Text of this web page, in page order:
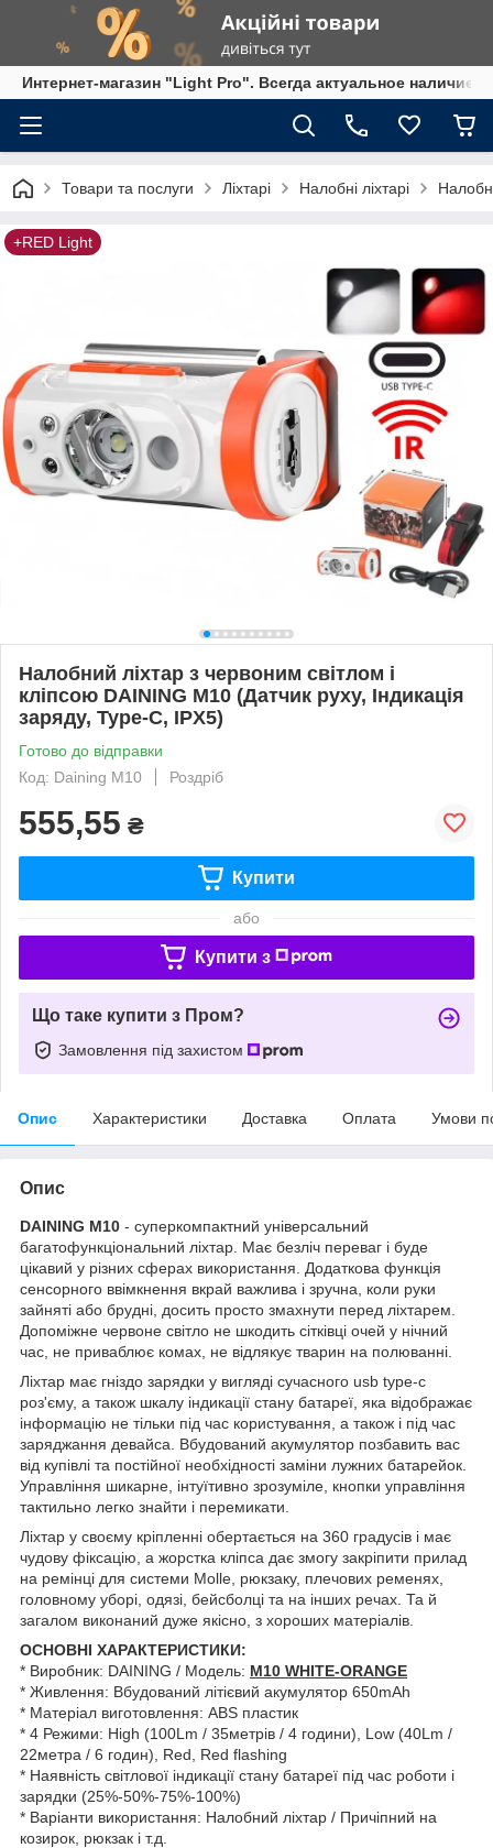
Интернет-магазин "Light Pro". Всегда актуальное
Товари та послуги Ліхтарі Налобні ліхтарі
+RED Light
Налобний ліхтар з червоним світлом і
кліпсою DAINING M10 (Датчик руху, Індикація
заряду, Type-C, IPX5)
Готово до відправки
Код: Daining M10
Роздріб
555,55 ₴
Купити
або
Купити з
Що таке купити з Пром?
Замовлення під захистом
Опис Характеристики Доставка Оплата Умови
Опис
DAINING M10 - суперкомпактний універсальний
багатофункціональний ліхтар. Має безліч переваг і буде
цікавий у різних сферах використання. Додаткова функція
сенсорного ввімкнення вкрай важлива і зручна, коли руки
зайняті або брудні, досить просто змахнути перед ліхтарем.
Допоміжне червоне світло не шкодить сітківці очей у нічний
час, не приваблює комах, не відлякує тварин на полюванні.
Ліхтар має гніздо зарядки у вигляді сучасного usb type-c
роз'єму, а також шкалу індикації стану батареї, яка відображає
інформацію не тільки під час користування, а також і під час
заряджання девайса. Вбудований акумулятор позбавить вас
від купівлі та постійної необхідності заміни лужних батарейок.
Управління шикарне, інтуїтивно зрозуміле, кнопки управління
тактильно легко знайти і перемикати.
Ліхтар у своєму кріпленні обертається на 360 градусів і має
чудову фіксацію, а жорстка кліпса дає змогу закріпити прилад
на ремінці для системи Molle, рюкзаку, плечових ременях,
головному уборі, одязі, бейсболці та на інших речах. Та й
загалом виконаний дуже якісно, з хороших матеріалів.
ОСНОВНІ ХАРАКТЕРИСТИКИ:
* Виробник: DAINING / Модель: M10 WHITE-ORANGE
* Живлення: Вбудований літієвий акумулятор 650mAh
* Матеріал виготовлення: ABS пластик
* 4 Режими: High (100Lm / 35метрів / 4 години), Low (40Lm /
22метра / 6 годин), Red, Red flashing
* Наявність світлової індикації стану батареї під час роботи і
зарядки (25%-50%-75%-100%)
* Варіанти використання: Налобний ліхтар / Причіпний на
козирок, рюкзак і т.д.